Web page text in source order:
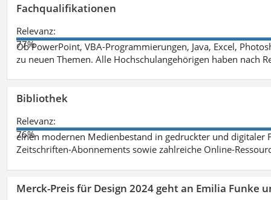
Fachqualifikationen
Relevanz:
77%
Ob PowerPoint, VBA-Programmierungen, Java, Excel,
zu neuen Themen. Alle Hochschulangehörigen haben nach
Bibliothek
Relevanz:
76%
einen modernen Medienbestand in gedruckter und
Zeitschriften-Abonnements sowie zahlreiche Online-
Merck-Preis für Design 2024 geht an Emilia Funke